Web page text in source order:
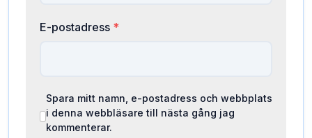
E-postadress *
Spara mitt namn, e-postadress och webbplats
i denna webbläsare till nästa gång jag
kommenterar.